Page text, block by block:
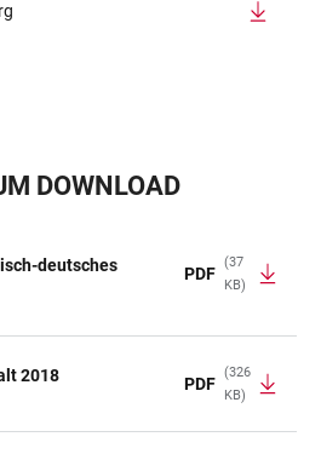
DOWNLOAD
deutsches
PDF
(37
KB)
2018 PDF
(326
KB)